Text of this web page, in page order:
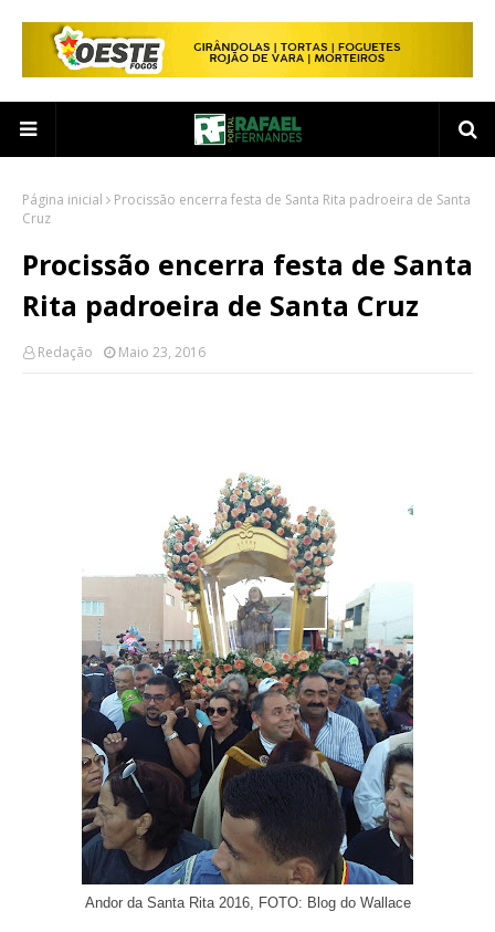
Página inicial
Procissão encerra festa de Santa Rita padroeira de Santa
Cruz
Procissão encerra festa de Santa
Rita padroeira de Santa Cruz
Redação Maio 23, 2016
Andor da Santa Rita 2016, FOTO: Blog do Wallace